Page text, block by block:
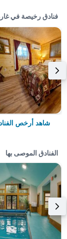
فنادق رخيصة في
شاهد أرخص
الفنادق الموصى بها